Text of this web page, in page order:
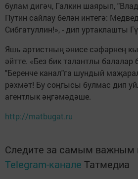
булам дигәч, Галкин шаярып,
Путин сайлау белән интегә:
Сибгатуллин!», - дип уртаклашты
Яшь артистның әнисе сәфәрнең
әйтте. «Без бик талантлы
"Беренче канал"га шундый
рәхмәт! Бу соңгысы булмас дип
агентлык әңгәмәдәше.
http://matbugat.ru
Следите за самым важным
Telegram-канале Татмедиа